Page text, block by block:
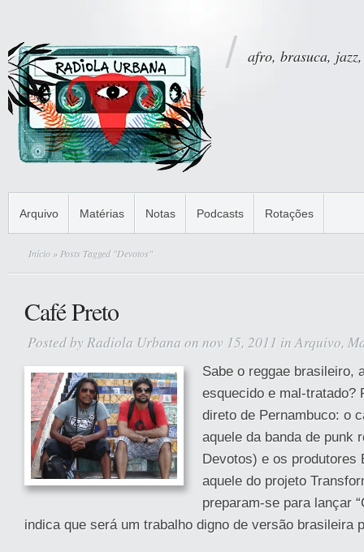
afro, brasuca,
Arquivo Matérias Notas Podcasts Rotações
Início » Posts Tagged "Devotos"
Café Preto
Posted by Radiola Urbana on nov 15, 2011 inArquivo,
Sabe o reggae brasileiro,
esquecido e mal-tratado?
direto de Pernambuco: o
aquele da banda de punk
Devotos) e os produtores
aquele do projeto
preparam-se para lançar
indica que será um trabalho digno de versão brasileira